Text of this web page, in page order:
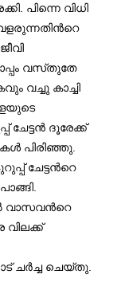
പിന്നെ വിധി
വസ്‌തുതേ
വച്ചു കാച്ചി
ചേട്ടൻ ദൂരേക്ക്
പിരിഞ്ഞു.
ചേട്ടന്‍റെ
വാസവന്‍റെ
വിലക്ക്
ചർച്ച ചെയ്തു.